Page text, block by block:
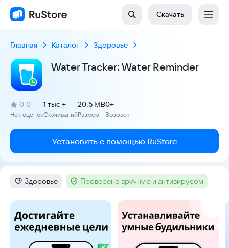
Скачать
Главная Каталог Здоровье
Water Tracker: Water Reminder
Рейтинг:
0,0
(
Нет оценок
)
Скачиваний
1 тыс +
Размер
20.5 MB
Возраст
0+
Установить с помощью RuStore
Категория:
Здоровье Тег :Проверено вручную и антивирусом
Скриншоты